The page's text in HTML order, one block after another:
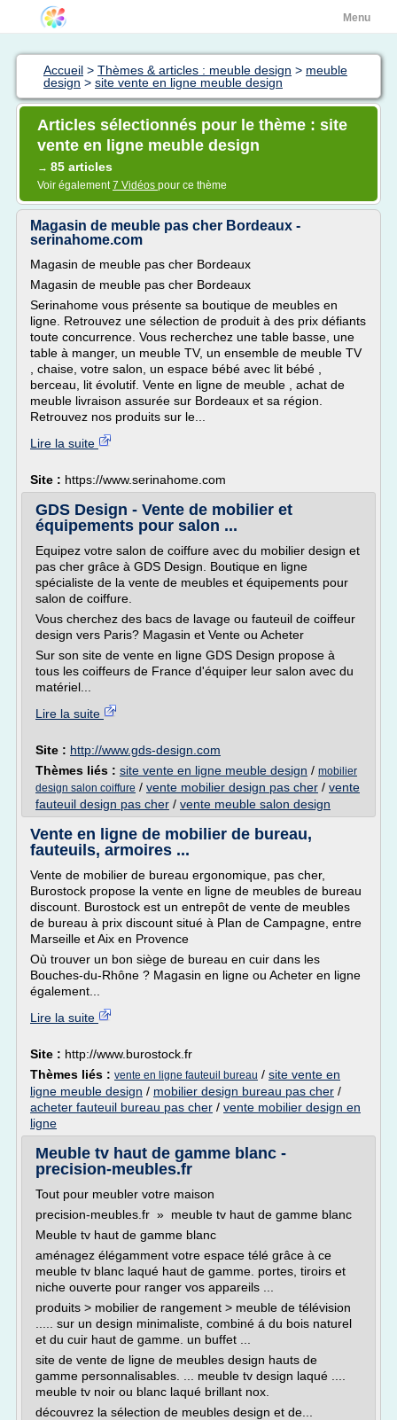
Menu
Accueil > Thèmes & articles : meuble design > meuble
design > site vente en ligne meuble design
Articles sélectionnés pour le thème : site
vente en ligne meuble design
→ 85 articles
Voir également7 Vidéos pour ce thème
Magasin de meuble pas cher Bordeaux -
serinahome.com
Magasin de meuble pas cher Bordeaux
Magasin de meuble pas cher Bordeaux
Serinahome vous présente sa boutique de meubles en
ligne. Retrouvez une sélection de produit à des prix défiants
toute concurrence. Vous recherchez une table basse, une
table à manger, un meuble TV, un ensemble de meuble TV
, chaise, votre salon, un espace bébé avec lit bébé ,
berceau, lit évolutif. Vente en ligne de meuble , achat de
meuble livraison assurée sur Bordeaux et sa région.
Retrouvez nos produits sur le...
Lire la suite
Site : https://www.serinahome.com
GDS Design - Vente de mobilier et
équipements pour salon ...
Equipez votre salon de coiffure avec du mobilier design et
pas cher grâce à GDS Design. Boutique en ligne
spécialiste de la vente de meubles et équipements pour
salon de coiffure.
Vous cherchez des bacs de lavage ou fauteuil de coiffeur
design vers Paris? Magasin et Vente ou Acheter
Sur son site de vente en ligne GDS Design propose à
tous les coiffeurs de France d'équiper leur salon avec du
matériel...
Lire la suite
Site : http://www.gds-design.com
Thèmes liés : site vente en ligne meuble design / mobilier
design salon coiffure / vente mobilier design pas cher / vente
fauteuil design pas cher / vente meuble salon design
Vente en ligne de mobilier de bureau,
fauteuils, armoires ...
Vente de mobilier de bureau ergonomique, pas cher,
Burostock propose la vente en ligne de meubles de bureau
discount. Burostock est un entrepôt de vente de meubles
de bureau à prix discount situé à Plan de Campagne, entre
Marseille et Aix en Provence
Où trouver un bon siège de bureau en cuir dans les
Bouches-du-Rhône ? Magasin en ligne ou Acheter en ligne
également...
Lire la suite
Site : http://www.burostock.fr
Thèmes liés : vente en ligne fauteuil bureau / site vente en
ligne meuble design / mobilier design bureau pas cher /
acheter fauteuil bureau pas cher / vente mobilier design en
ligne
Meuble tv haut de gamme blanc -
precision-meubles.fr
Tout pour meubler votre maison
precision-meubles.fr » meuble tv haut de gamme blanc
Meuble tv haut de gamme blanc
aménagez élégamment votre espace télé grâce à ce
meuble tv blanc laqué haut de gamme. portes, tiroirs et
niche ouverte pour ranger vos appareils ...
produits > mobilier de rangement > meuble de télévision
..... sur un design minimaliste, combiné á du bois naturel
et du cuir haut de gamme. un buffet ...
site de vente de ligne de meubles design hauts de
gamme personnalisables. ... meuble tv design laqué ....
meuble tv noir ou blanc laqué brillant nox.
découvrez la sélection de meubles design et de...